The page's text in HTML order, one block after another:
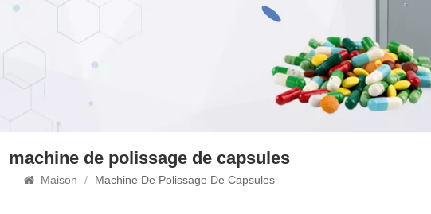
machine de polissage de capsules
Maison / Machine De Polissage De Capsules